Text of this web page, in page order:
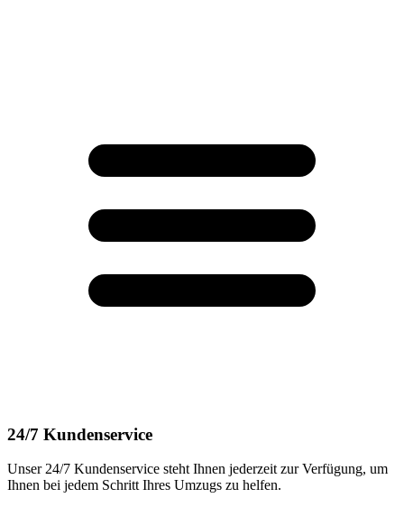
24/7 Kundenservice
Unser 24/7 Kundenservice steht Ihnen jederzeit zur Verfügung, um
Ihnen bei jedem Schritt Ihres Umzugs zu helfen.